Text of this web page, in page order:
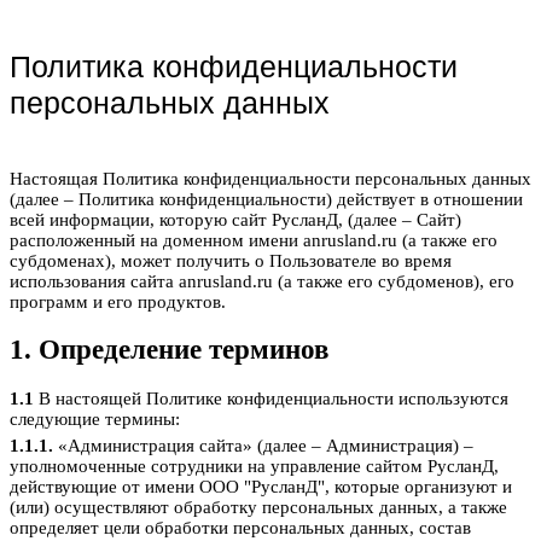
Политика конфиденциальности
персональных данных
Настоящая Политика конфиденциальности персональных данных
(далее – Политика конфиденциальности) действует в отношении
всей информации, которую сайт РусланД, (далее – Сайт)
расположенный на доменном имени anrusland.ru (а также его
субдоменах), может получить о Пользователе во время
использования сайта anrusland.ru (а также его субдоменов), его
программ и его продуктов.
1. Определение терминов
1.1 В настоящей Политике конфиденциальности используются
следующие термины:
1.1.1. «Администрация сайта» (далее – Администрация) –
уполномоченные сотрудники на управление сайтом РусланД,
действующие от имени ООО "РусланД", которые организуют и
(или) осуществляют обработку персональных данных, а также
определяет цели обработки персональных данных, состав